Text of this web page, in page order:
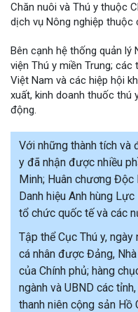
Chăn nuôi và Thú y thuộc
dịch vụ Nông nghiệp thuộc
Bên cạnh hệ thống quản lý
viện Thú y miền Trung;
Việt Nam và các hiệp hội
xuất, kinh doanh thuốc thú
động.
Với những thành tích và
y đã nhận được nhiều
Minh; Huân chương Độc
Danh hiệu Anh hùng
tổ chức quốc tế và các
Tập thể Cục Thú y,
cá nhân được Đảng,
của Chính phủ; hàng
ngành và UBND các
thanh niên cộng sản Hồ